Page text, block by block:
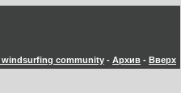
windsurfing community - Архив - Вверх